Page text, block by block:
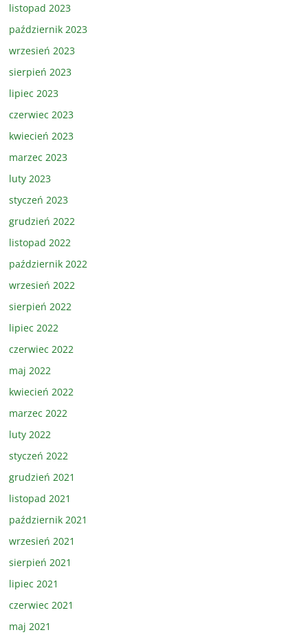
listopad 2023
październik 2023
wrzesień 2023
sierpień 2023
lipiec 2023
czerwiec 2023
kwiecień 2023
marzec 2023
luty 2023
styczeń 2023
grudzień 2022
listopad 2022
październik 2022
wrzesień 2022
sierpień 2022
lipiec 2022
czerwiec 2022
maj 2022
kwiecień 2022
marzec 2022
luty 2022
styczeń 2022
grudzień 2021
listopad 2021
październik 2021
wrzesień 2021
sierpień 2021
lipiec 2021
czerwiec 2021
maj 2021